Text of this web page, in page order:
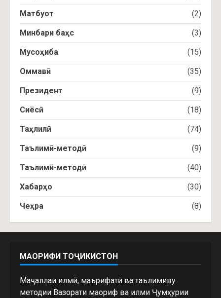
Матбуот (2)
Минбари баҳс (3)
Мусоҳиба (15)
Оммавӣ (35)
Президент (9)
Сиёсӣ (18)
Таҳлилӣ (74)
Таълимӣ-методӣ (9)
Таълимӣ-методӣ (40)
Хабарҳо (30)
Чеҳра (8)
МАОРИФИ ТОҶИКИСТОН
Маҷаллаи илмӣ, маърифатӣ ва таълимиву
методии Вазорати маориф ва илми Ҷумҳурии